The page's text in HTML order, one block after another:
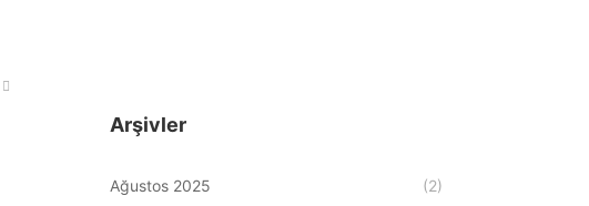
Arşivler
Ağustos 2025
(2)